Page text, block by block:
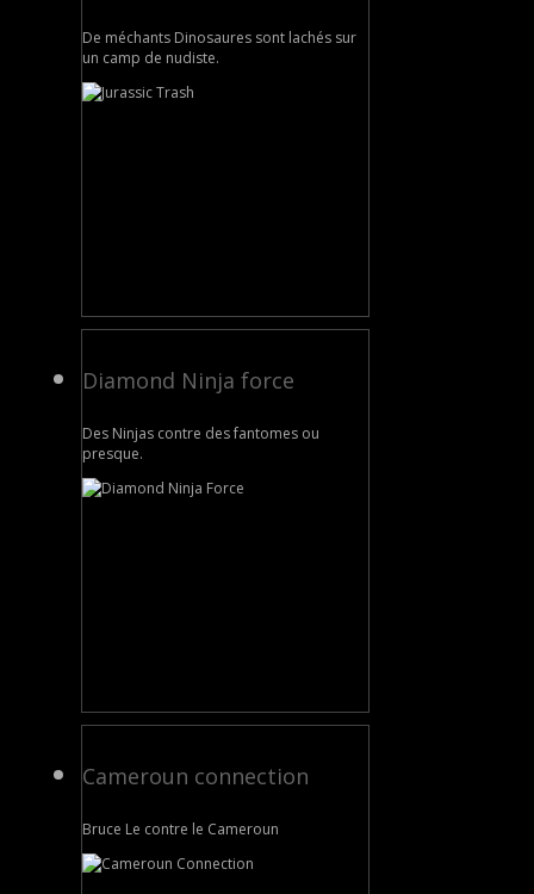
De méchants Dinosaures sont lachés sur
un camp de nudiste.
Diamond Ninja force
Des Ninjas contre des fantomes ou
presque.
Cameroun connection
Bruce Le contre le Cameroun